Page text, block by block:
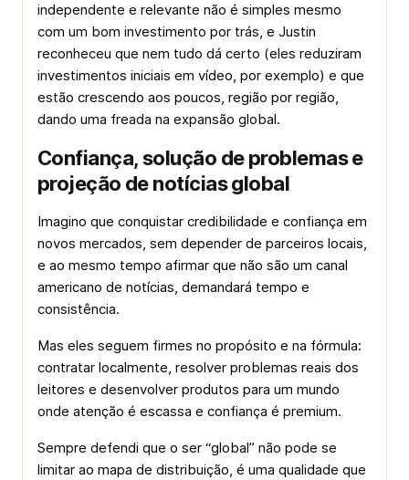
independente e relevante não é simples mesmo
com um bom investimento por trás, e Justin
reconheceu que nem tudo dá certo (eles reduziram
investimentos iniciais em vídeo, por exemplo) e que
estão crescendo aos poucos, região por região,
dando uma freada na expansão global.
Confiança, solução de problemas e
projeção de notícias global
Imagino que conquistar credibilidade e confiança em
novos mercados, sem depender de parceiros locais,
e ao mesmo tempo afirmar que não são um canal
americano de notícias, demandará tempo e
consistência.
Mas eles seguem firmes no propósito e na fórmula:
contratar localmente, resolver problemas reais dos
leitores e desenvolver produtos para um mundo
onde atenção é escassa e confiança é premium.
Sempre defendi que o ser “global” não pode se
limitar ao mapa de distribuição, é uma qualidade que